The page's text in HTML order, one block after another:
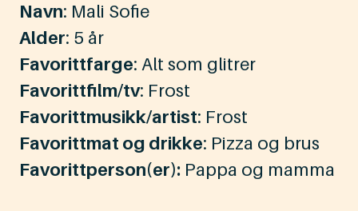
Navn: Mali Sofie
Alder: 5 år
Favorittfarge: Alt som glitrer
Favorittfilm/tv: Frost
Favorittmusikk/artist: Frost
Favorittmat og drikke: Pizza og brus
Favorittperson(er): Pappa og mamma